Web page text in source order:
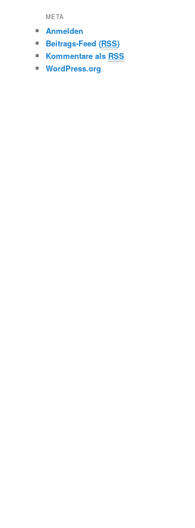
META
Anmelden
Beitrags-Feed (RSS)
Kommentare als RSS
WordPress.org